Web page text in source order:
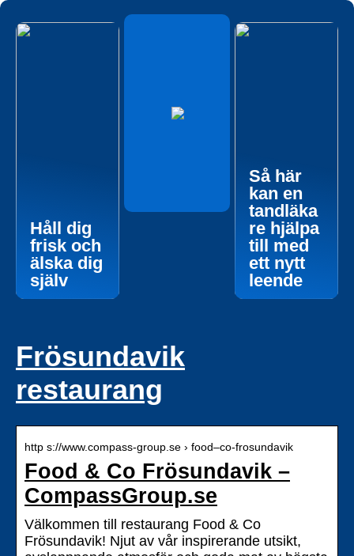
Håll dig
frisk och
älska dig
själv
Så här
kan en
tandläka
re hjälpa
till med
ett nytt
leende
Frösundavik
restaurang
http s://www.compass-group.se › food–co-frosundavik
Food & Co Frösundavik –
CompassGroup.se
Välkommen till restaurang Food & Co
Frösundavik! Njut av vår inspirerande utsikt,